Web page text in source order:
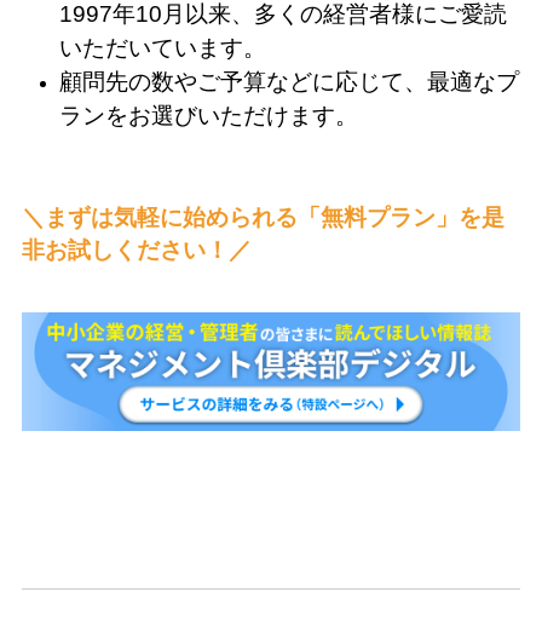
1997年10月 以来、多くの経営者様にご愛読
いただいています。
顧問先の数やご予算などに応じて、最適なプ
ランをお選びいただけます。
＼まずは気軽に始められる「無料プラン」を是
非お試しください！／